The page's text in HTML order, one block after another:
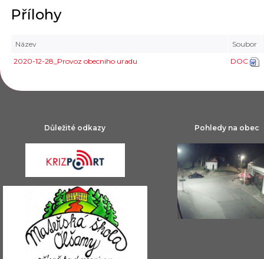
Přílohy
Název
Soubor
2020-12-28_Provoz obecniho uradu
DOC
Důležité odkazy Pohledy na obec